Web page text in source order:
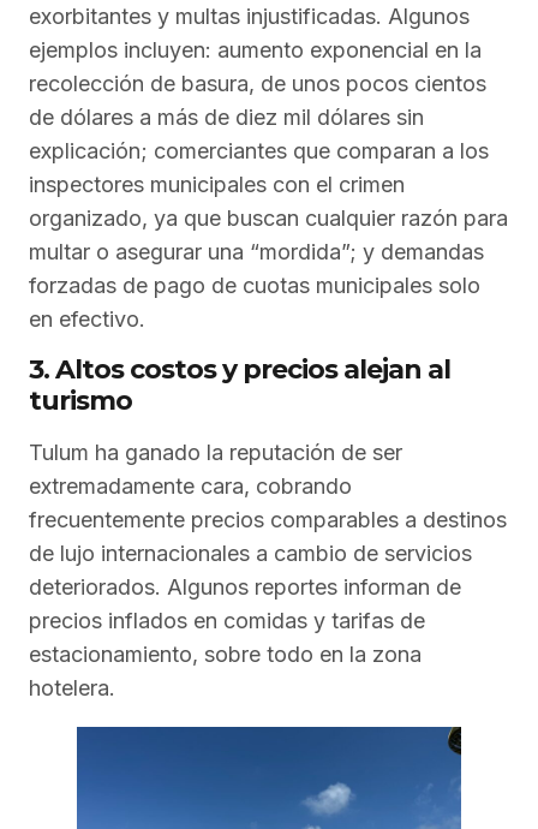
exorbitantes y multas injustificadas. Algunos
ejemplos incluyen: aumento exponencial en la
recolección de basura, de unos pocos cientos
de dólares a más de diez mil dólares sin
explicación; comerciantes que comparan a los
inspectores municipales con el crimen
organizado, ya que buscan cualquier razón para
multar o asegurar una “mordida”; y demandas
forzadas de pago de cuotas municipales solo
en efectivo.
3. Altos costos y precios alejan al
turismo
Tulum ha ganado la reputación de ser
extremadamente cara, cobrando
frecuentemente precios comparables a destinos
de lujo internacionales a cambio de servicios
deteriorados. Algunos reportes informan de
precios inflados en comidas y tarifas de
estacionamiento, sobre todo en la zona
hotelera.